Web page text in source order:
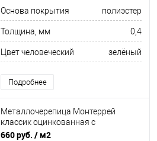
Основа покрытия полиэстер
Толщина, мм 0,4
Цвет человеческий зелёный
Подробнее
Металлочерепица Монтеррей
классик оцинкованная с
полимерным покрытием
660 руб. / м2